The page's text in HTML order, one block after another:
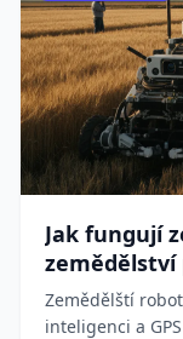
Jak fungují
Zemědělští
inteligenci a